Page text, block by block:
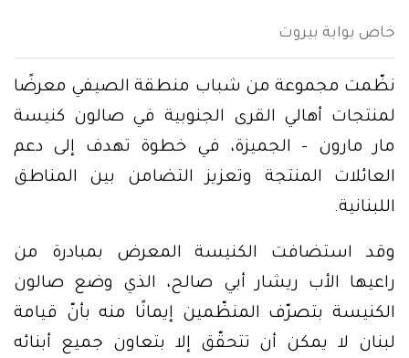
خاص بوابة بيروت
نظّمت مجموعة من شباب منطقة الصيفي معرضًا
لمنتجات أهالي القرى الجنوبية في صالون كنيسة
مار مارون – الجميزة، في خطوة تهدف إلى دعم
العائلات المنتجة وتعزيز التضامن بين المناطق
اللبنانية.
وقد استضافت الكنيسة المعرض بمبادرة من
راعيها الأب ريشار أبي صالح، الذي وضع صالون
الكنيسة بتصرّف المنظّمين إيمانًا منه بأنّ قيامة
لبنان لا يمكن أن تتحقّق إلا بتعاون جميع أبنائه